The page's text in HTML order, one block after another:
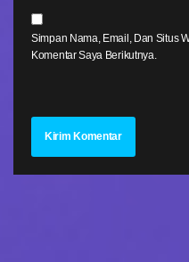
Simpan Nama, Email, Dan Situs
Komentar Saya Berikutnya.